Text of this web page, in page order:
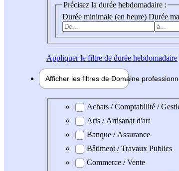
Précisez la durée hebdomadaire :
Durée minimale (en heure) Durée
Appliquerle filtre de durée hebdomadaire
Afficher les filtres de Domaine pro
Domaine professionel
Achats / Comptabilité /
Arts / Artisanat d'art
Banque / Assurance
Bâtiment / Travaux Publics
Commerce / Vente